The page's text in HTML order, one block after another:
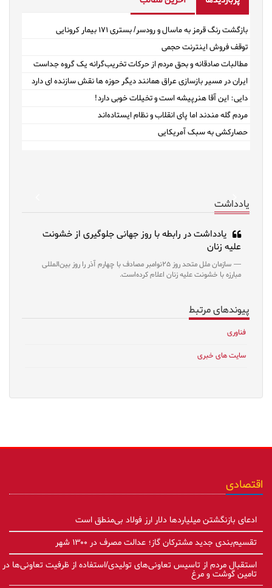
بازگشت رنگ قرمز به ماسال و رودسر/ بستری ۱۷۱ بیمار کرونایی
توقف فروش اینترنت حجمی
مطالبات صادقانه و بحق مردم از حرکات تخریب‌گرانه یک گروه جداست
ایران در مسیر بازسازی عراق همانند دیگر حوزه ها نقش سازنده ای دارد
دایی: این آقا هنرپیشه است و تخیلات خوبی دارد!
مردم گله مندند اما پای انقلاب و نظام ایستاده‌اند
حصارکشی به سبک آمریکایی
Next
یادداشت
یادداشت در رابطه با روز جهانی جلوگیری از خشونت
علیه زنان
سازمان ملل متحد روز ۲۵نوامبر مصادف با چهارم آذر را روز بین‌المللی
مبارزه با خشونت علیه زنان اعلام کرده‌است.
پیوندهای مرتبط
فناوری
سایت های خبری
اقتصادی
ادعای بازنگشتن میلیاردها دلار ارز فولاد بی‌منطق است
تقسیم‌بندی جدید مشترکان گاز؛ عدالت مصرف در ۱۳۰۰ شهر
استقبال مردم از تاسیس تعاونی‌های تولیدی/استفاده از ظرفیت تعاونی‌ها در
تامین گوشت و مرغ